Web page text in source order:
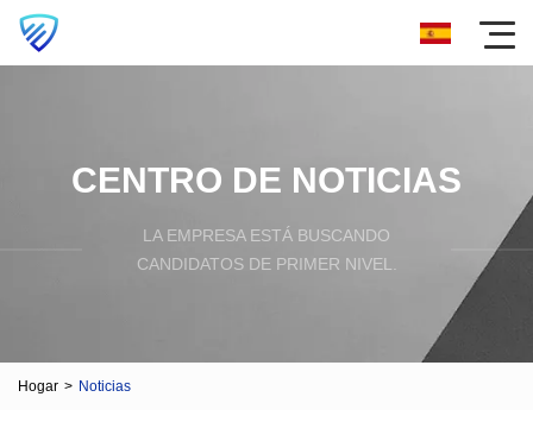
CENTRO DE NOTICIAS
LA EMPRESA ESTÁ BUSCANDO
CANDIDATOS DE PRIMER NIVEL.
Hogar > Noticias